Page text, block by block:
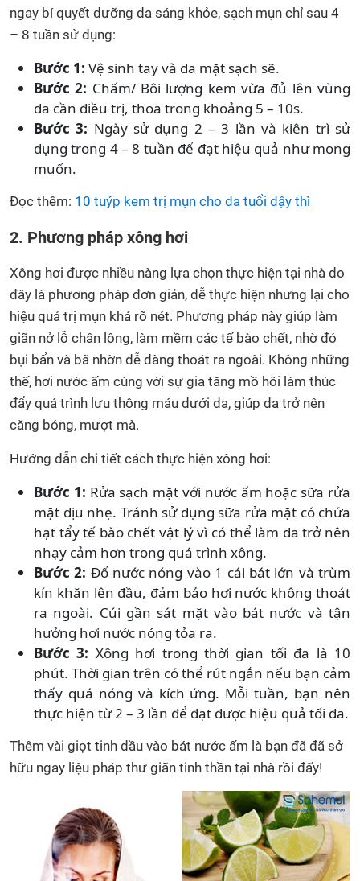
ngay bí quyết dưỡng da sáng khỏe, sạch mụn chỉ sau 4
– 8 tuần sử dụng:
Bước 1: Vệ sinh tay và da mặt sạch sẽ.
Bước 2: Chấm/ Bôi lượng kem vừa đủ lên vùng
da cần điều trị, thoa trong khoảng 5 – 10s.
Bước 3: Ngày sử dụng 2 – 3 lần và kiên trì sử
dụng trong 4 – 8 tuần để đạt hiệu quả như mong
muốn.
Đọc thêm: 10 tuýp kem trị mụn cho da tuổi dậy thì
2. Phương pháp xông hơi
Xông hơi được nhiều nàng lựa chọn thực hiện tại nhà do
đây là phương pháp đơn giản, dễ thực hiện nhưng lại cho
hiệu quả trị mụn khá rõ nét. Phương pháp này giúp làm
giãn nở lỗ chân lông, làm mềm các tế bào chết, nhờ đó
bụi bẩn và bã nhờn dễ dàng thoát ra ngoài. Không những
thế, hơi nước ấm cùng với sự gia tăng mồ hôi làm thúc
đẩy quá trình lưu thông máu dưới da, giúp da trở nên
căng bóng, mượt mà.
Hướng dẫn chi tiết cách thực hiện xông hơi:
Bước 1: Rửa sạch mặt với nước ấm hoặc sữa rửa
mặt dịu nhẹ. Tránh sử dụng sữa rửa mặt có chứa
hạt tẩy tế bào chết vật lý vì có thể làm da trở nên
nhạy cảm hơn trong quá trình xông.
Bước 2: Đổ nước nóng vào 1 cái bát lớn và trùm
kín khăn lên đầu, đảm bảo hơi nước không thoát
ra ngoài. Cúi gần sát mặt vào bát nước và tận
hưởng hơi nước nóng tỏa ra.
Bước 3: Xông hơi trong thời gian tối đa là 10
phút. Thời gian trên có thể rút ngắn nếu bạn cảm
thấy quá nóng và kích ứng. Mỗi tuần, bạn nên
thực hiện từ 2 – 3 lần để đạt được hiệu quả tối đa.
Thêm vài giọt tinh dầu vào bát nước ấm là bạn đã đã sở
hữu ngay liệu pháp thư giãn tinh thần tại nhà rồi đấy!